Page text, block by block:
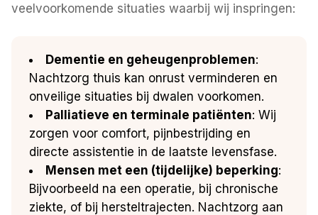
veelvoorkomende situaties waarbij wij inspringen:
Dementie en geheugenproblemen:
Nachtzorg thuis kan onrust verminderen en
onveilige situaties bij dwalen voorkomen.
Palliatieve en terminale patiënten: Wij
zorgen voor comfort, pijnbestrijding en
directe assistentie in de laatste levensfase.
Mensen met een (tijdelijke) beperking:
Bijvoorbeeld na een operatie, bij chronische
ziekte, of bij hersteltrajecten. Nachtzorg aan